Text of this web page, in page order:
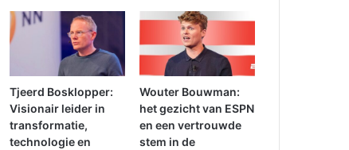
Tjeerd Bosklopper:
Visionair leider in
transformatie,
technologie en
Wouter Bouwman:
het gezicht van ESPN
en een vertrouwde
stem in de